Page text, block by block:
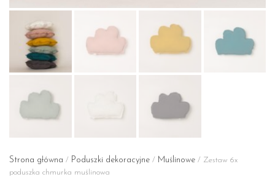
Strona główna / Poduszki dekoracyjne / Muślinowe / Zestaw 6x
poduszka chmurka muślinowa